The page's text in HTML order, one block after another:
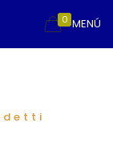
MENÚ
0